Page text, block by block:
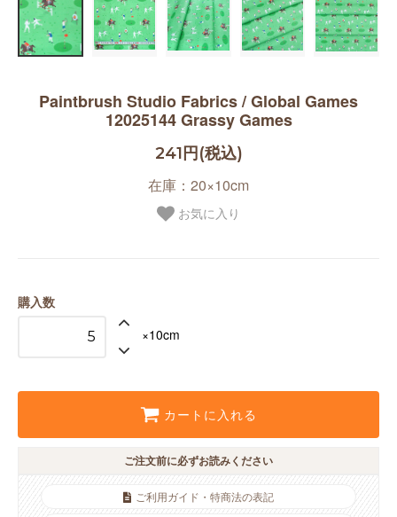
Paintbrush Studio Fabrics / Global Games
12025144 Grassy Games
241円(税込)
在庫：20×10cm
お気に入り
購入数
×10cm
カートに入れる
ご注文前に必ずお読みください
ご利用ガイド・特商法の表記